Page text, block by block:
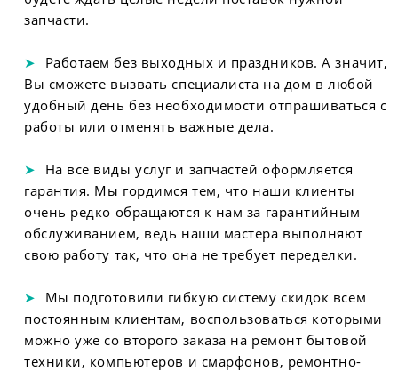
запчасти.
Работаем без выходных и праздников. А значит,
Вы сможете вызвать специалиста на дом в любой
удобный день без необходимости отпрашиваться с
работы или отменять важные дела.
На все виды услуг и запчастей оформляется
гарантия. Мы гордимся тем, что наши клиенты
очень редко обращаются к нам за гарантийным
обслуживанием, ведь наши мастера выполняют
свою работу так, что она не требует переделки.
Мы подготовили гибкую систему скидок всем
постоянным клиентам, воспользоваться которыми
можно уже со второго заказа на ремонт бытовой
техники, компьютеров и смарфонов, ремонтно-